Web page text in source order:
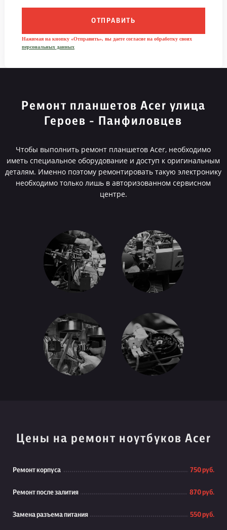
ОТПРАВИТЬ
Нажимая на кнопку «Отправить», вы даете согласие на обработку своих
персональных данных
Ремонт планшетов Acer улица
Героев - Панфиловцев
Чтобы выполнить ремонт планшетов Acer, необходимо
иметь специальное оборудование и доступ к оригинальным
деталям. Именно поэтому ремонтировать такую электронику
необходимо только лишь в авторизованном сервисном
центре.
Цены на ремонт ноутбуков Acer
Ремонт корпуса 750 руб.
Ремонт после залития 870 руб.
Замена разъема питания 550 руб.